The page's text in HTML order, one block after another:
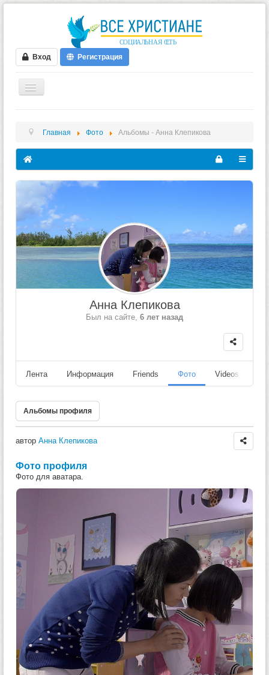
Вход Регистрация
ФОРУМ
ВИДЕО
БЛОГИ
МУЗЫКА
БИБЛИЯ
ОПРОСЫ
НОВОСТИ
Главная Фото Альбомы - Анна Клепикова
Анна Клепикова
Был на сайте, 6 лет назад
Лента Информация Friends Фото Videos
Альбомы профиля
автор Анна Клепикова
Фото профиля
Фото для аватара.